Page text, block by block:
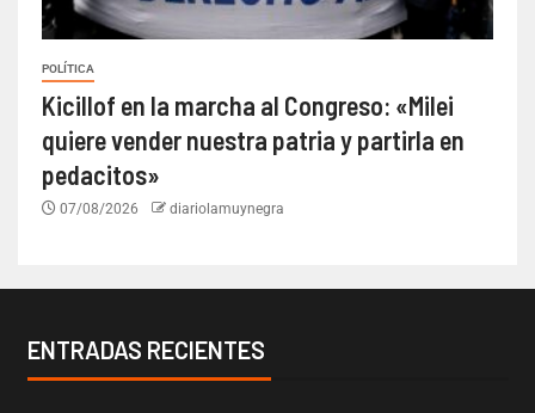
POLÍTICA
Kicillof en la marcha al Congreso: «Milei
quiere vender nuestra patria y partirla en
pedacitos»
07/08/2026 diariolamuynegra
ENTRADAS RECIENTES